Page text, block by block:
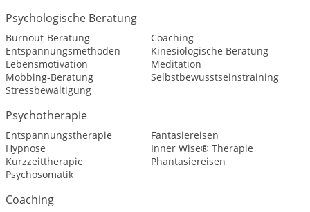
Psychologische Beratung
Burnout-Beratung
Coaching
Entspannungsmethoden
Kinesiologische Beratung
Lebensmotivation
Meditation
Mobbing-Beratung
Selbstbewusstseinstraining
Stressbewältigung
Psychotherapie
Entspannungstherapie
Fantasiereisen
Hypnose
Inner Wise® Therapie
Kurzzeittherapie
Phantasiereisen
Psychosomatik
Coaching